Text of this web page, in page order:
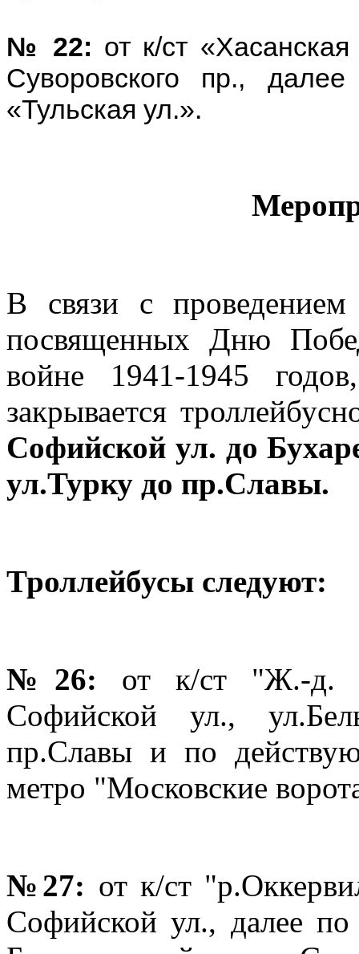
№ 22: от к/ст
Суворовского пр.,
«Тульская ул.».
В связи с проведением
посвященных Дню
войне 1941-1945
закрывается
Софийской ул. до
ул.Турку до пр.Славы.
Троллейбусы следуют:
№26: от к/ст "Ж.-д.
Софийской ул.,
пр.Славы и по
метро "Московские
№27: от к/ст
Софийской ул., далее